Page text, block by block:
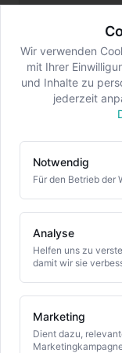
zu neuen
Baumaschinen
Steuerung
OEM mit
Märkten.
Wir verwenden
mit Ihrer
und Inhalte zu
jederzeit
Notwendig
Für den Betrieb der
Analyse
Helfen uns zu
damit wir sie
Marketing
Dient dazu,